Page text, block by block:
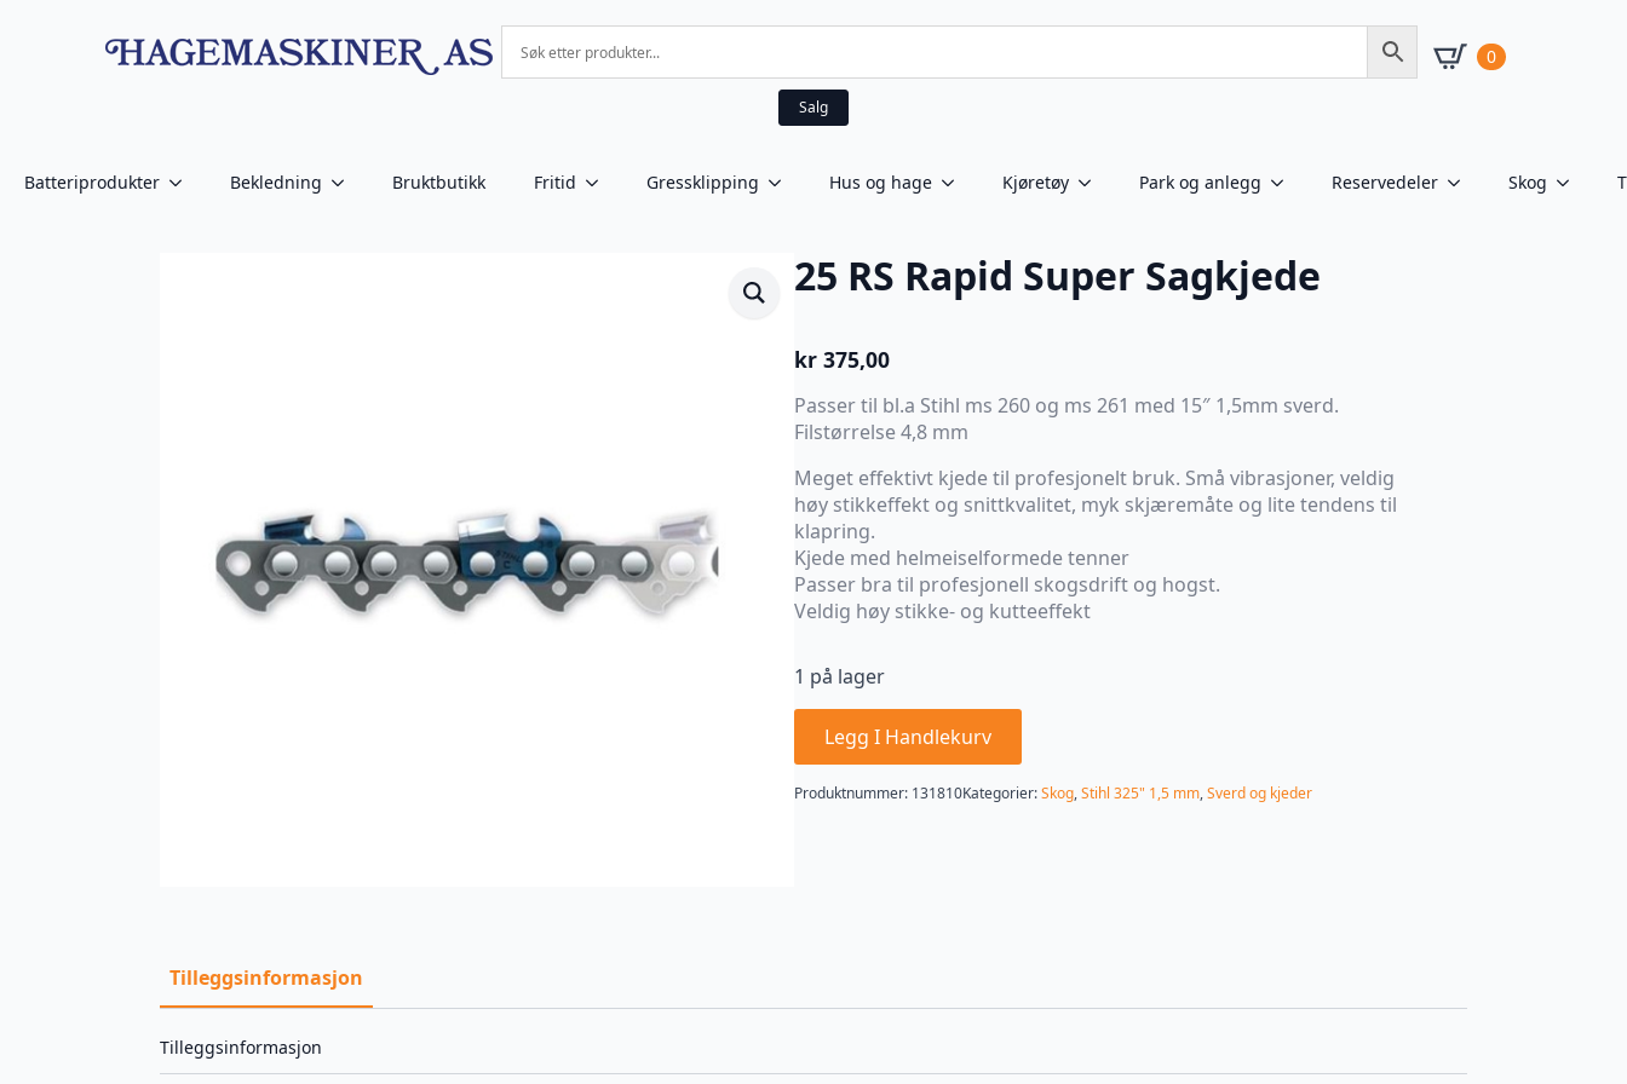
0
Salg
Batteriprodukter Bekledning Bruktbutikk Fritid Gressklipping Hus og hage Kjøretøy Park og anlegg Reservedeler Skog
25 RS Rapid Super Sagkjede
kr 375,00
Passer til bl.a Stihl ms 260 og ms 261 med 15″ 1,5mm sverd.
Filstørrelse 4,8 mm
Meget effektivt kjede til profesjonelt bruk. Små vibrasjoner, veldig
høy stikkeffekt og snittkvalitet, myk skjæremåte og lite tendens til
klapring.
Kjede med helmeiselformede tenner
Passer bra til profesjonell skogsdrift og hogst.
Veldig høy stikke- og kutteeffekt
1 på lager
Legg I Handlekurv
Produktnummer: 131810Kategorier:Skog,Stihl 325" 1,5 mm,Sverd og kjeder
Tilleggsinformasjon
Tilleggsinformasjon